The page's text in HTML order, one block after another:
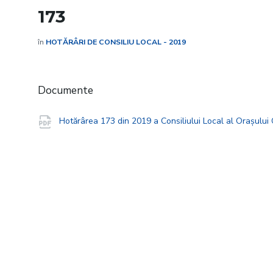
173
în HOTĂRÂRI DE CONSILIU LOCAL - 2019
Documente
Hotărârea 173 din 2019 a Consiliului Local al Orașului